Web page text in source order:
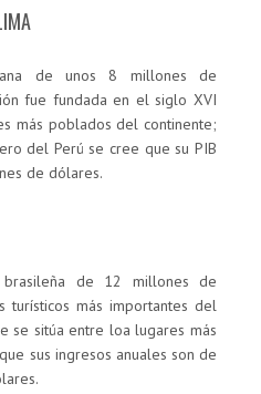
de unos 8 millones de
fue fundada en el siglo XVI
más poblados del continente;
del Perú se cree que su PIB
de dólares.
de 12 millones de
turísticos más importantes del
se sitúa entre loa lugares más
sus ingresos anuales son de